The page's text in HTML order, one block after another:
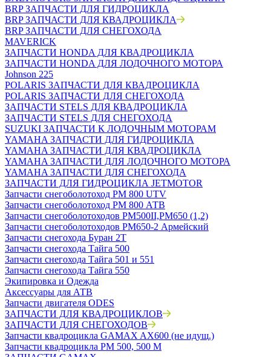
BRP ЗАПЧАСТИ ДЛЯ ГИДРОЦИКЛА
BRP ЗАПЧАСТИ ДЛЯ КВАДРОЦИКЛА
BRP ЗАПЧАСТИ ДЛЯ СНЕГОХОДА
MAVERICK
ЗАПЧАСТИ HONDA ДЛЯ КВАДРОЦИКЛА
ЗАПЧАСТИ HONDA ДЛЯ ЛОДОЧНОГО МОТОРА
Johnson 225
POLARIS ЗАПЧАСТИ ДЛЯ КВАДРОЦИКЛА
POLARIS ЗАПЧАСТИ ДЛЯ СНЕГОХОДА
ЗАПЧАСТИ STELS ДЛЯ КВАДРОЦИКЛА
ЗАПЧАСТИ STELS ДЛЯ СНЕГОХОДА
SUZUKI ЗАПЧАСТИ К ЛОДОЧНЫМ МОТОРАМ
YAMAHA ЗАПЧАСТИ ДЛЯ ГИДРОЦИКЛА
YAMAHA ЗАПЧАСТИ ДЛЯ КВАДРОЦИКЛА
YAMAHA ЗАПЧАСТИ ДЛЯ ЛОДОЧНОГО МОТОРА
YAMAHA ЗАПЧАСТИ ДЛЯ СНЕГОХОДА
ЗАПЧАСТИ ДЛЯ ГИДРОЦИКЛА JETMOTOR
Запчасти снегоболотоход РМ 800 UTV
Запчасти снегоболотоход РМ 800 АТВ
Запчасти снегоболотоходов РМ500II,РМ650 (1,2)
Запчасти снегоболотоходов РМ650-2 Армейский
Запчасти снегохода Буран 2Т
Запчасти снегохода Тайга 500
Запчасти снегохода Тайга 501 и 551
Запчасти снегохода Тайга 550
Экипировка и Одежда
Аксессуары для АТВ
Запчасти двигателя ODES
ЗАПЧАСТИ ДЛЯ КВАДРОЦИКЛОВ
ЗАПЧАСТИ ДЛЯ СНЕГОХОДОВ
Запчасти квадроцикла GAMAX AX600 (не идущ.)
Запчасти квадроцикла РМ 500, 500 М